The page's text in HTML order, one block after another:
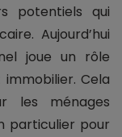
potentiels qui
Aujourd’hui
joue un rôle
Cela
les ménages
particulier pour